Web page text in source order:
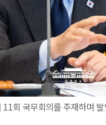
회 국무회의를 주재하며